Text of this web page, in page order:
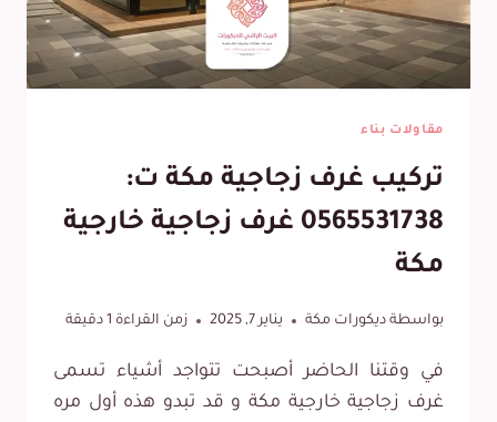
مقاولات بناء
تركيب غرف زجاجية مكة ت:
0565531738 غرف زجاجية خارجية
مكة
بواسطة ديكورات مكة يناير 7, 2025 زمن القراءة دقيقة
في وقتنا الحاضر أصبحت تتواجد أشياء تسمى
غرف زجاجية خارجية مكة و قد تبدو هذه أول مره